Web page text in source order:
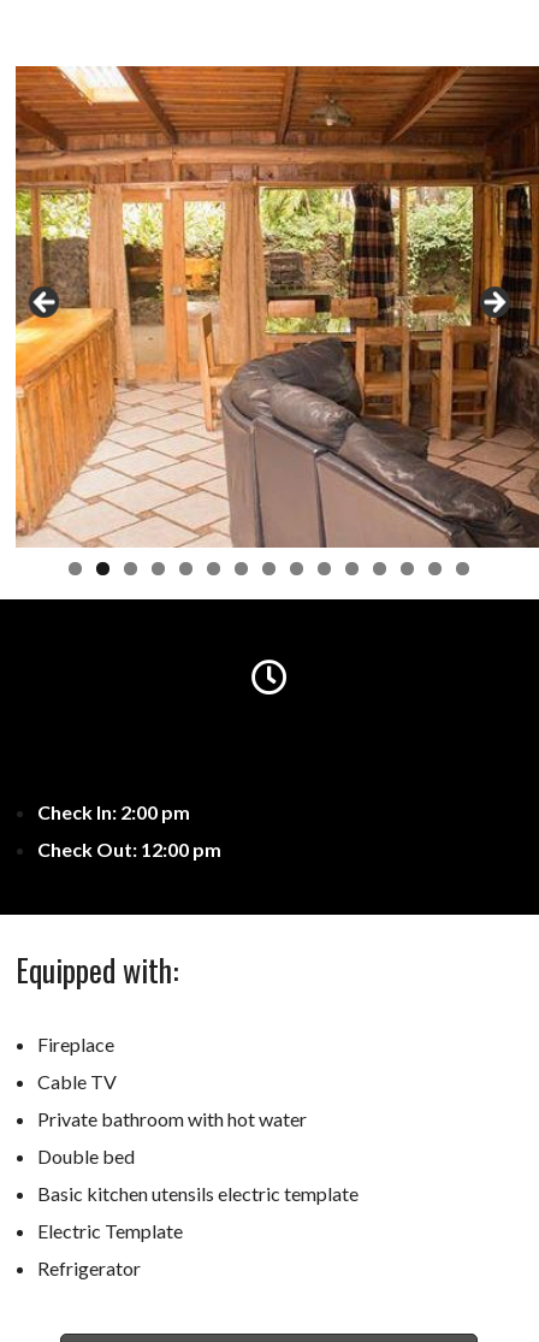
0 1 2 3 4 5
Check In: 2:00 pm
Check Out: 12:00 pm
Equipped with:
Fireplace
Cable TV
Private bathroom with hot water
Double bed
Basic kitchen utensils electric template
Electric Template
Refrigerator